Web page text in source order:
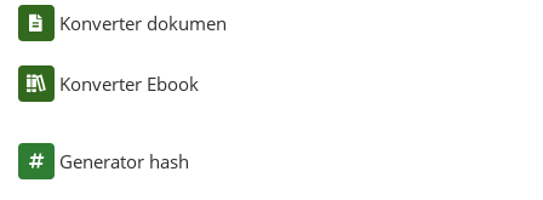
Konverter dokumen
Konverter Ebook
Generator hash